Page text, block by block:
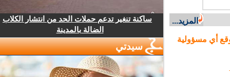
المزيد...
أي مسؤولية
ساكنة تنغير تدعم حملات الحد من انتشار الكلاب
الضالة بالمدينة
سيدتي